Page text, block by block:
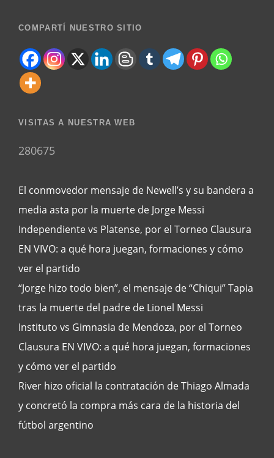
COMPARTÍ NUESTRO SITIO
VISITAS A NUESTRA WEB
280675
El conmovedor mensaje de Newell’s y su bandera a
media asta por la muerte de Jorge Messi
Independiente vs Platense, por el Torneo Clausura
EN VIVO: a qué hora juegan, formaciones y cómo
ver el partido
“Jorge hizo todo bien”, el mensaje de “Chiqui” Tapia
tras la muerte del padre de Lionel Messi
Instituto vs Gimnasia de Mendoza, por el Torneo
Clausura EN VIVO: a qué hora juegan, formaciones
y cómo ver el partido
River hizo oficial la contratación de Thiago Almada
y concretó la compra más cara de la historia del
fútbol argentino